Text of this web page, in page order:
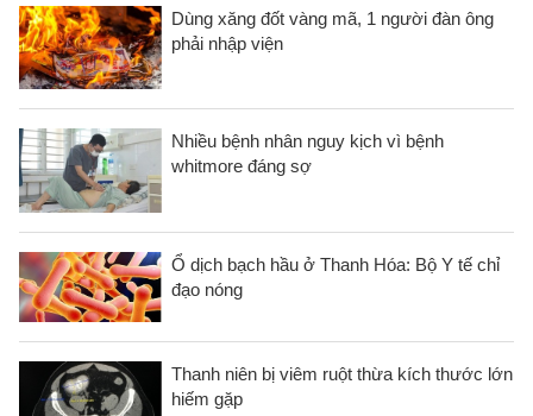
Dùng xăng đốt vàng mã, 1 người đàn ông
phải nhập viện
Nhiều bệnh nhân nguy kịch vì bệnh
whitmore đáng sợ
Ổ dịch bạch hầu ở Thanh Hóa: Bộ Y tế chỉ
đạo nóng
Thanh niên bị viêm ruột thừa kích thước lớn
hiếm gặp